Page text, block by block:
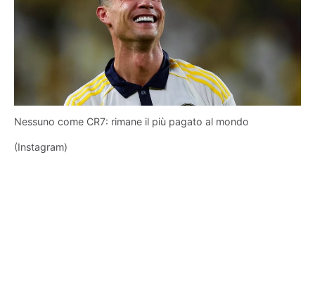
Nessuno come CR7: rimane il più pagato al mondo
(Instagram)